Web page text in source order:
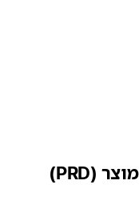
איך לכתוב מסמך דרישות מוצר (PRD)